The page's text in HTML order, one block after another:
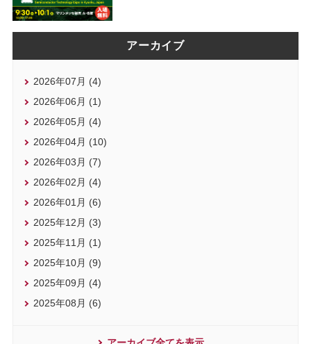
アーカイブ
2026年07月 (4)
2026年06月 (1)
2026年05月 (4)
2026年04月 (10)
2026年03月 (7)
2026年02月 (4)
2026年01月 (6)
2025年12月 (3)
2025年11月 (1)
2025年10月 (9)
2025年09月 (4)
2025年08月 (6)